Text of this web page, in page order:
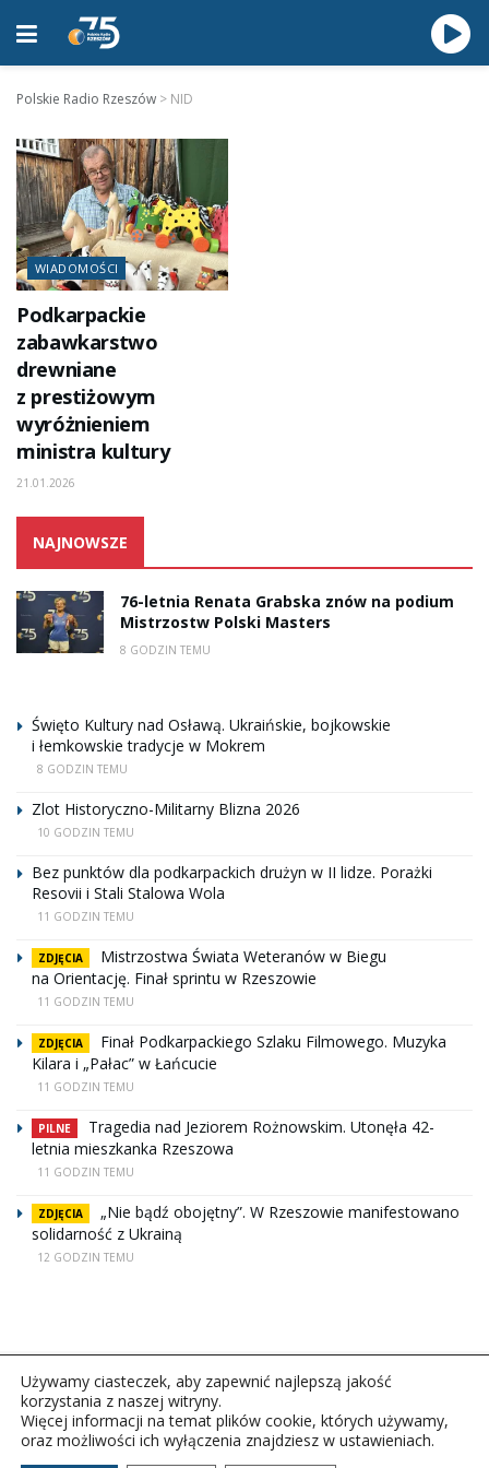
Polskie Radio Rzeszów > NID
WIADOMOŚCI
Podkarpackie
zabawkarstwo
drewniane
z prestiżowym
wyróżnieniem
ministra kultury
21.01.2026
NAJNOWSZE
76-letnia Renata Grabska znów na podium
Mistrzostw Polski Masters
8 GODZIN TEMU
Święto Kultury nad Osławą. Ukraińskie, bojkowskie
i łemkowskie tradycje w Mokrem
8 GODZIN TEMU
Zlot Historyczno-Militarny Blizna 2026
10 GODZIN TEMU
Bez punktów dla podkarpackich drużyn w II lidze. Porażki
Resovii i Stali Stalowa Wola
11 GODZIN TEMU
ZDJĘCIA
Mistrzostwa Świata Weteranów w Biegu
na Orientację. Finał sprintu w Rzeszowie
11 GODZIN TEMU
ZDJĘCIA
Finał Podkarpackiego Szlaku Filmowego. Muzyka
Kilara i „Pałac” w Łańcucie
11 GODZIN TEMU
PILNE
Tragedia nad Jeziorem Rożnowskim. Utonęła 42-
letnia mieszkanka Rzeszowa
11 GODZIN TEMU
ZDJĘCIA
„Nie bądź obojętny”. W Rzeszowie manifestowano
solidarność z Ukrainą
12 GODZIN TEMU
Copyright © 2026Polskie Radio Rzeszów S.A. w likwidacj.
Używamy ciasteczek, aby zapewnić najlepszą jakość
korzystania z naszej witryny.
Więcej informacji na temat plików cookie, których używamy,
oraz możliwości ich wyłączenia znajdziesz w ustawieniach.